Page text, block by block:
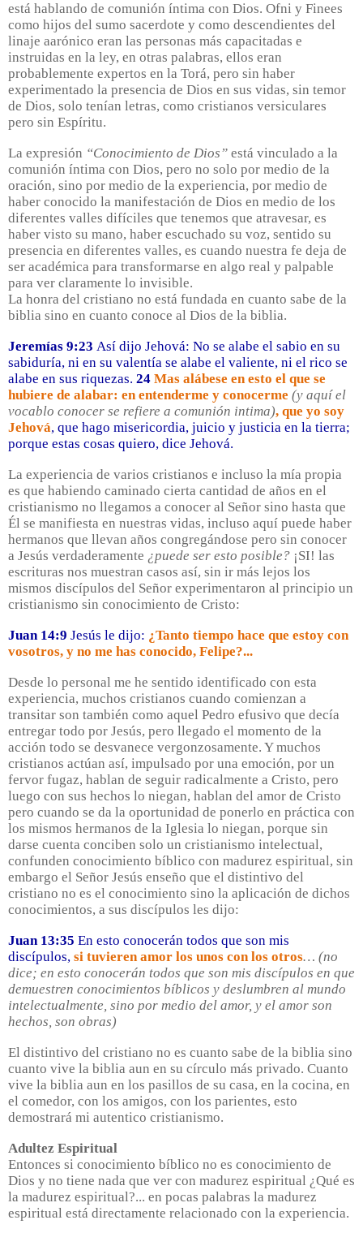
está hablando de comunión íntima con Dios. Ofni y Finees
como hijos del sumo sacerdote y como descendientes del
linaje aarónico eran las personas más capacitadas e
instruidas en la ley, en otras palabras, ellos eran
probablemente expertos en la Torá, pero sin haber
experimentado la presencia de Dios en sus vidas, sin temor
de Dios, solo tenían letras, como cristianos versiculares
pero sin Espíritu.
La expresión “Conocimiento de Dios” está vinculado a la
comunión íntima con Dios, pero no solo por medio de la
oración, sino por medio de la experiencia, por medio de
haber conocido la manifestación de Dios en medio de los
diferentes valles difíciles que tenemos que atravesar, es
haber visto su mano, haber escuchado su voz, sentido su
presencia en diferentes valles, es cuando nuestra fe deja de
ser académica para transformarse en algo real y palpable
para ver claramente lo invisible.
La honra del cristiano no está fundada en cuanto sabe de la
biblia sino en cuanto conoce al Dios de la biblia.
Jeremías 9:23 Así dijo Jehová: No se alabe el sabio en su
sabiduría, ni en su valentía se alabe el valiente, ni el rico se
alabe en sus riquezas. 24 Mas alábese en esto el que se
hubiere de alabar: en entenderme y conocerme (y aquí el
vocablo conocer se refiere a comunión intima), que yo soy
Jehová, que hago misericordia, juicio y justicia en la tierra;
porque estas cosas quiero, dice Jehová.
La experiencia de varios cristianos e incluso la mía propia
es que habiendo caminado cierta cantidad de años en el
cristianismo no llegamos a conocer al Señor sino hasta que
Él se manifiesta en nuestras vidas, incluso aquí puede haber
hermanos que llevan años congregándose pero sin conocer
a Jesús verdaderamente ¿puede ser esto posible? ¡SI! las
escrituras nos muestran casos así, sin ir más lejos los
mismos discípulos del Señor experimentaron al principio un
cristianismo sin conocimiento de Cristo:
Juan 14:9 Jesús le dijo: ¿Tanto tiempo hace que estoy con
vosotros, y no me has conocido, Felipe?...
Desde lo personal me he sentido identificado con esta
experiencia, muchos cristianos cuando comienzan a
transitar son también como aquel Pedro efusivo que decía
entregar todo por Jesús, pero llegado el momento de la
acción todo se desvanece vergonzosamente. Y muchos
cristianos actúan así, impulsado por una emoción, por un
fervor fugaz, hablan de seguir radicalmente a Cristo, pero
luego con sus hechos lo niegan, hablan del amor de Cristo
pero cuando se da la oportunidad de ponerlo en práctica con
los mismos hermanos de la Iglesia lo niegan, porque sin
darse cuenta conciben solo un cristianismo intelectual,
confunden conocimiento bíblico con madurez espiritual, sin
embargo el Señor Jesús enseño que el distintivo del
cristiano no es el conocimiento sino la aplicación de dichos
conocimientos, a sus discípulos les dijo:
Juan 13:35 En esto conocerán todos que son mis
discípulos, si tuvieren amor los unos con los otros… (no
dice; en esto conocerán todos que son mis discípulos en que
demuestren conocimientos bíblicos y deslumbren al mundo
intelectualmente, sino por medio del amor, y el amor son
hechos, son obras)
El distintivo del cristiano no es cuanto sabe de la biblia sino
cuanto vive la biblia aun en su círculo más privado. Cuanto
vive la biblia aun en los pasillos de su casa, en la cocina, en
el comedor, con los amigos, con los parientes, esto
demostrará mi autentico cristianismo.
Adultez Espiritual
Entonces si conocimiento bíblico no es conocimiento de
Dios y no tiene nada que ver con madurez espiritual ¿Qué es
la madurez espiritual?... en pocas palabras la madurez
espiritual está directamente relacionado con la experiencia.